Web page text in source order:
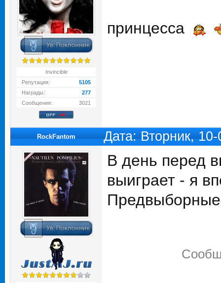
Invincible
Репутация:
5105
Награды:
277
Сообщения:
3021
принцесса
RockFantom Дата: Вторник,
В день перед
выиграет - я